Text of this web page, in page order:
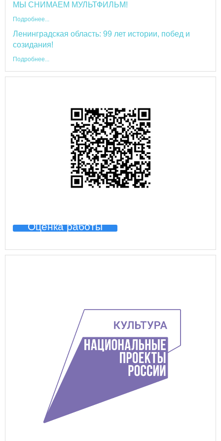
МЫ СНИМАЕМ МУЛЬТФИЛЬМ!
Подробнее...
Ленинградская область: 99 лет истории, побед и
созидания!
Подробнее...
Оценка работы